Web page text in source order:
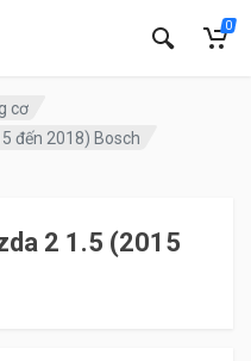
0
cơ
đến 2018) Bosch
2 1.5 (2015